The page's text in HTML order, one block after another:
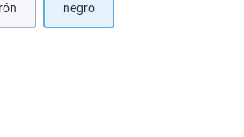
disponible en este momento.)
opción no está disponible en este momento.)
negro